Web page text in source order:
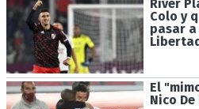
River
Colo y
pasar
El
Nico